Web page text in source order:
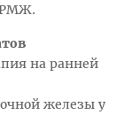
РМЖ.
на ранней
железы у